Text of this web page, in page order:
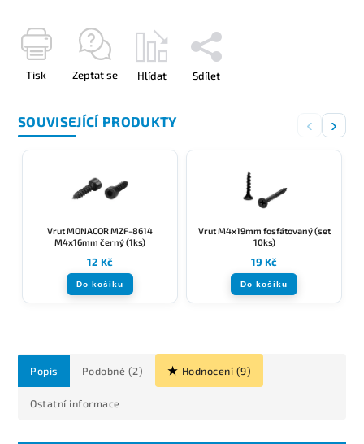
Tisk Zeptat se Hlídat Sdílet
SOUVISEJÍCÍ PRODUKTY ‹ ›
Vrut MONACOR MZF-8614
M4x16mm černý (1ks)
12 Kč
Do košíku
Vrut M4x19mm fosfátovaný (set
10ks)
19 Kč
Do košíku
Popis Podobné (2) Hodnocení (9)
Ostatní informace